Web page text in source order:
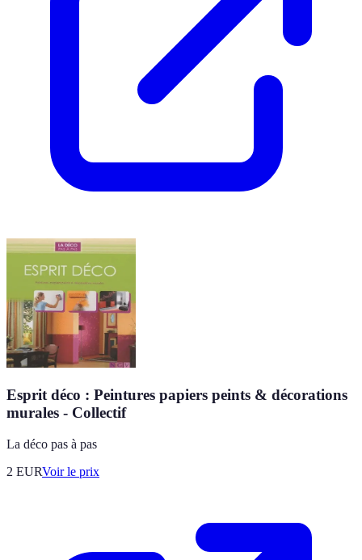
Esprit déco : Peintures papiers peints & décorations
murales - Collectif
La déco pas à pas
2 EURVoir le prix